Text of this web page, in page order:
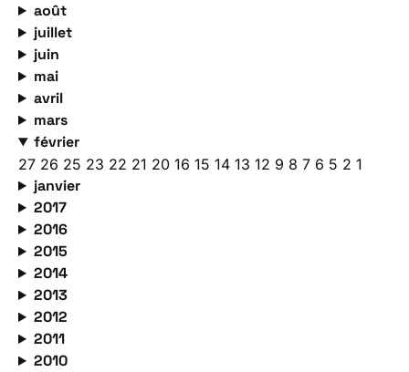
août
juillet
juin
mai
avril
mars
février
27 26 25 23 22 21 20 16 15 14 13 12 9 8 7 6 5 2 1
janvier
2017
2016
2015
2014
2013
2012
2011
2010